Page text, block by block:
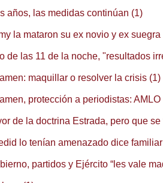
años, las medidas continúan (1)
la mataron su ex novio y ex suegra
de las 11 de la noche, "resultados
maquillar o resolver la crisis (1)
protección a periodistas: AMLO
de la doctrina Estrada, pero que
lo tenían amenazado dice
partidos y Ejército “les vale